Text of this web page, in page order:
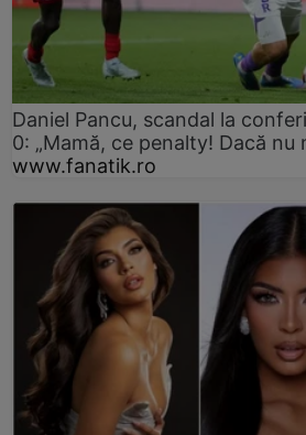
Daniel Pancu, scandal la
0: „Mamă, ce penalty! Dacă nu
www.fanatik.ro